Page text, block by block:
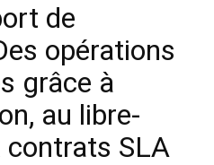
de
opérations
grâce à
au libre-
contrats SLA